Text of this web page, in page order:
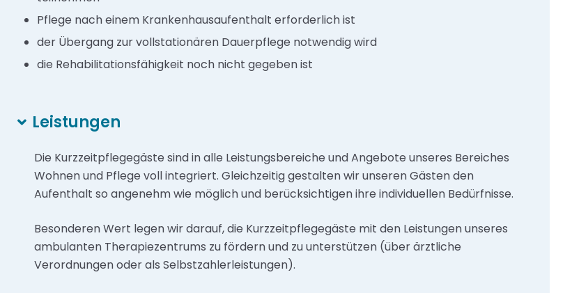
Pflege nach einem Krankenhausaufenthalt erforderlich ist
der Übergang zur vollstationären Dauerpflege notwendig wird
die Rehabilitationsfähigkeit noch nicht gegeben ist
Leistungen
Die Kurzzeitpflegegäste sind in alle Leistungsbereiche und Angebote unseres Bereiches
Wohnen und Pflege voll integriert. Gleichzeitig gestalten wir unseren Gästen den
Aufenthalt so angenehm wie möglich und berücksichtigen ihre individuellen Bedürfnisse.
Besonderen Wert legen wir darauf, die Kurzzeitpflegegäste mit den Leistungen unseres
ambulanten Therapiezentrums zu fördern und zu unterstützen (über ärztliche
Verordnungen oder als Selbstzahlerleistungen).